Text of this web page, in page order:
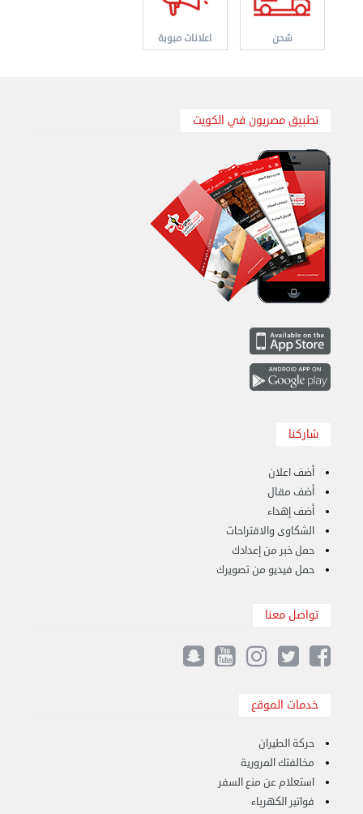
نقل عفش الكويت 50767633 هاف لوري نقل أغراض ...
نقل عفش الكويت 50636444 فك وتركيب ايكيا محلي ...
هاف لوري قط أغراض واثاث للمحرقة 65007374 في ...
الأحد 24 سبتمبر 2023 11:10 ص
شحن اعلانات مبوبة
تطبيق مصريون في الكويت
شاركنا
أضف اعلان
أضف مقال
أضف إهداء
الشكاوى والاقتراحات
حمل خبر من إعدادك
حمل فيديو من تصويرك
تواصل معنا
خدمات الموقع
حركة الطيران
مخالفتك المرورية
استعلام عن منع السفر
فواتير الكهرباء